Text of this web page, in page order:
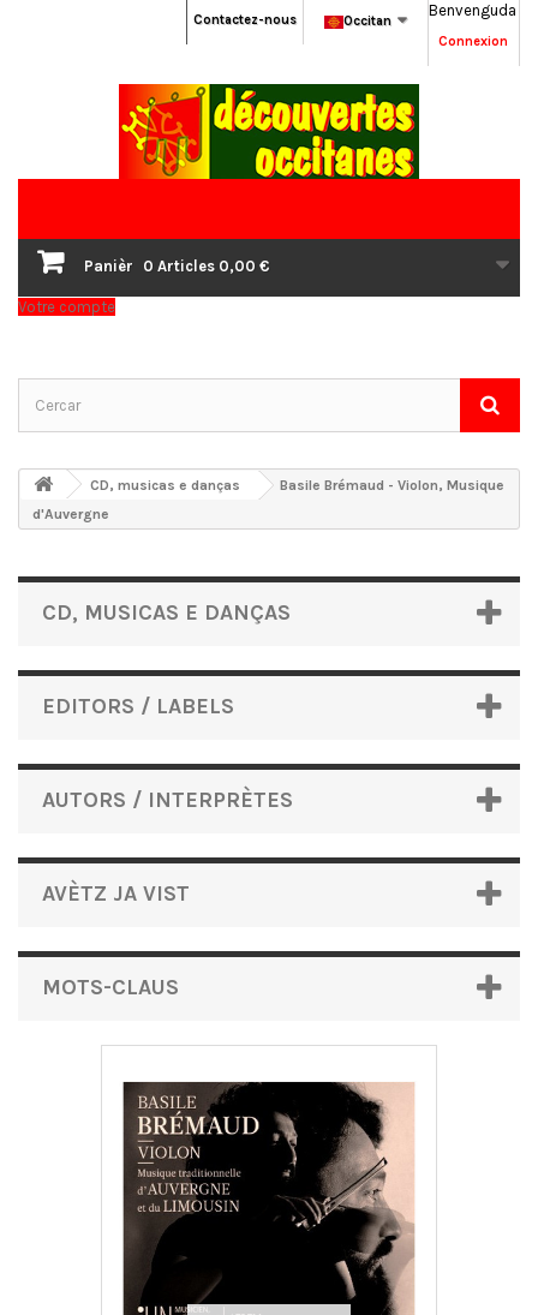
Benvenguda
Connexion
Occitan
Contactez-nous
Panièr 0 Articles 0,00 €
Votre compte
CD, musicas e danças
Basile Brémaud - Violon, Musique
d'Auvergne
CD, MUSICAS E DANÇAS
EDITORS / LABELS
AUTORS / INTERPRÈTES
AVÈTZ JA VIST
MOTS-CLAUS